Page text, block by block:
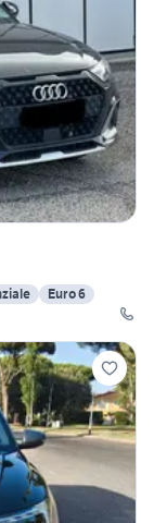
Euro 6